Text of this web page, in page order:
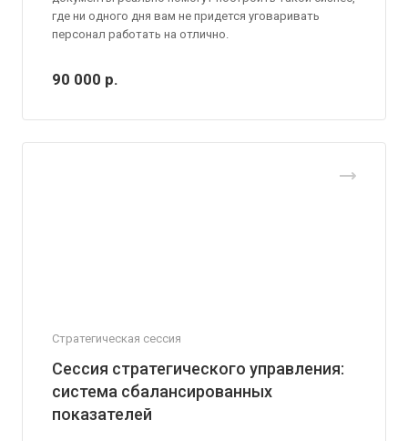
где ни одного дня вам не придется уговаривать
персонал работать на отлично.
90 000 р.
Стратегическая сессия
Сессия стратегического управления:
система сбалансированных
показателей